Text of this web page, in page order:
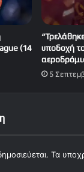
(14
υποδοχή
5
Τα